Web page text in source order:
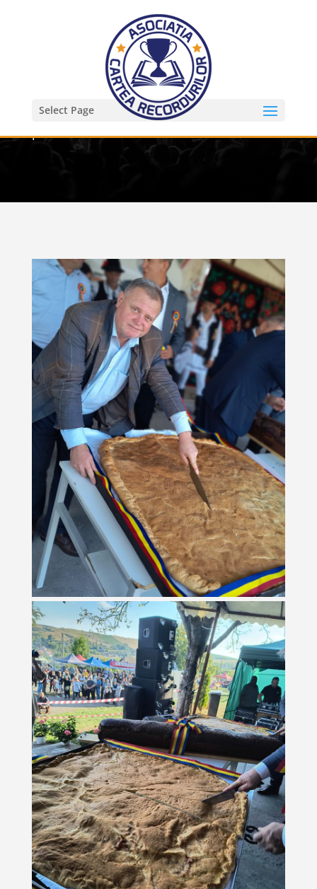
Select Page
Primaria Ceanu Mare – cel mai mare
palanet – 1 m x1 m